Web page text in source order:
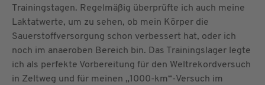
Trainingstagen. Regelmäßig überprüfte ich auch meine
Laktatwerte, um zu sehen, ob mein Körper die
Sauerstoffversorgung schon verbessert hat, oder ich
noch im anaeroben Bereich bin. Das Trainingslager legte
ich als perfekte Vorbereitung für den Weltrekordversuch
in Zeltweg und für meinen „1000-km“-Versuch im